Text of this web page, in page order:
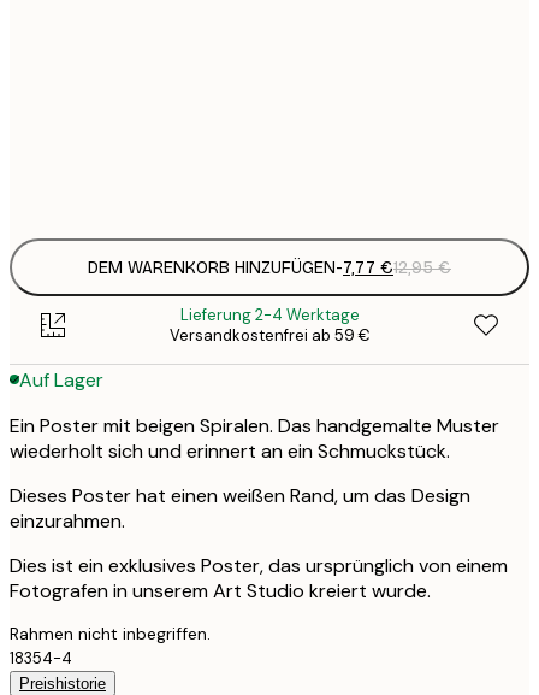
DEM WARENKORB HINZUFÜGEN-7,77 €12,95 €
Lieferung 2-4 Werktage
Versandkostenfrei ab 59 €
Auf Lager
Ein Poster mit beigen Spiralen. Das handgemalte Muster
wiederholt sich und erinnert an ein Schmuckstück.
Dieses Poster hat einen weißen Rand, um das Design
einzurahmen.
Dies ist ein exklusives Poster, das ursprünglich von einem
Fotografen in unserem Art Studio kreiert wurde.
Rahmen nicht inbegriffen.
18354-4
Preishistorie